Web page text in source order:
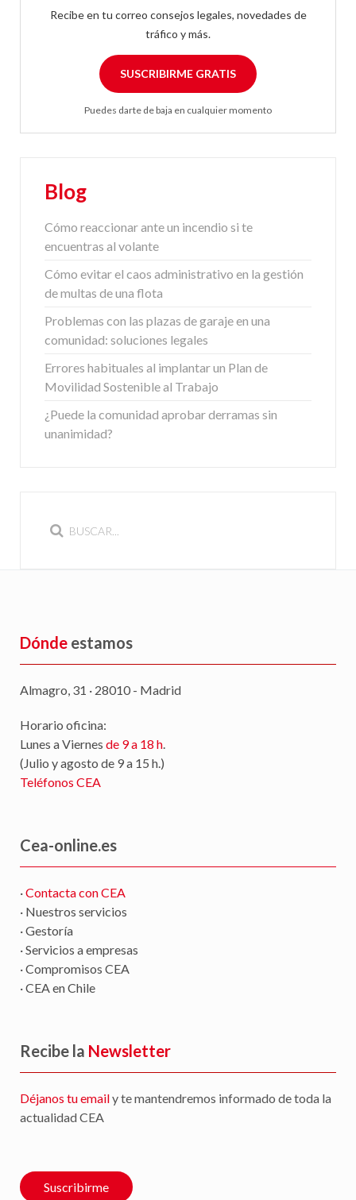
Recibe en tu correo consejos legales, novedades de
tráfico y más.
SUSCRIBIRME GRATIS
Puedes darte de baja en cualquier momento
Blog
Cómo reaccionar ante un incendio si te
encuentras al volante
Cómo evitar el caos administrativo en la gestión
de multas de una flota
Problemas con las plazas de garaje en una
comunidad: soluciones legales
Errores habituales al implantar un Plan de
Movilidad Sostenible al Trabajo
¿Puede la comunidad aprobar derramas sin
unanimidad?
Dónde estamos
Almagro, 31 · 28010 - Madrid
Horario oficina:
Lunes a Viernes de 9 a 18 h.
(Julio y agosto de 9 a 15 h.)
Teléfonos CEA
Cea-online.es
·Contacta con CEA
· Nuestros servicios
· Gestoría
· Servicios a empresas
· Compromisos CEA
· CEA en Chile
Recibe la Newsletter
Déjanos tu emaily te mantendremos informado de toda la
actualidad CEA
Suscribirme